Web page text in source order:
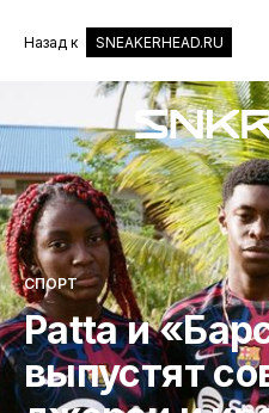
Назад к SNEAKERHEAD.RU
СПОРТ
Patta и
выпустят